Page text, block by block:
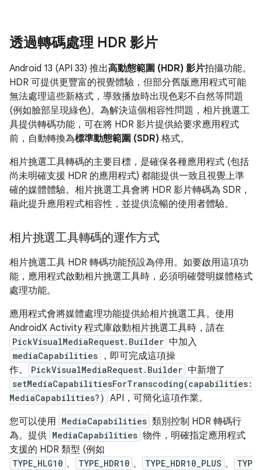
透過轉碼處理 HDR 影片
Android 13 (API 33) 推出高動態範圍 (HDR) 影片拍攝功能。
HDR 可提供更豐富的視覺體驗，但部分舊版應用程式可能
無法處理這些新格式，導致播放時出現色彩不自然等問題
(例如臉部呈現綠色)。為解決這個相容性問題，相片挑選工
具提供轉碼功能，可在將 HDR 影片提供給要求應用程式
前，自動轉換為標準動態範圍 (SDR) 格式。
相片挑選工具轉碼的主要目標，是確保各種應用程式 (包括
尚未明確支援 HDR 的應用程式) 都能提供一致且視覺上準
確的媒體體驗。相片挑選工具會將 HDR 影片轉碼為 SDR，
藉此提升應用程式相容性，並提供流暢的使用者體驗。
相片挑選工具轉碼的運作方式
相片挑選工具 HDR 轉碼功能預設為停用。如要啟用這項功
能，應用程式啟動相片挑選工具時，必須明確聲明媒體格式
處理功能。
應用程式會將媒體處理功能提供給相片挑選工具。使用
AndroidX Activity 程式庫啟動相片挑選工具時，請在
PickVisualMediaRequest.Builder 中加入
mediaCapabilities
，即可完成這項操
作。
PickVisualMediaRequest.Builder 中新增了
setMediaCapabilitiesForTranscoding(capabilities:
MediaCapabilities?) API，可簡化這項作業。
您可以使用 MediaCapabilities 類別控制 HDR 轉碼行
為。提供 MediaCapabilities 物件，明確指定應用程式
支援的 HDR 類型 (例如
TYPE_HLG10 、 TYPE_HDR10 、 TYPE_HDR10_PLUS 、 TYP